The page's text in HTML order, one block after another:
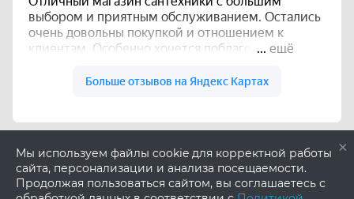
×
Мы используем файлы cookie для корректной работы
сайта, персонализации и анализа посещаемости.
Продолжая пользоваться сайтом, вы соглашаетесь с